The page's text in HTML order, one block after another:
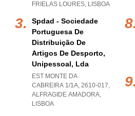
FRIELAS LOURES, LISBOA
Spdad - Sociedade
Portuguesa De
Distribuição De
Artigos De Desporto,
Unipessoal, Lda
EST MONTE DA
CABREIRA 1/1A, 2610-017,
ALFRAGIDE AMADORA,
LISBOA